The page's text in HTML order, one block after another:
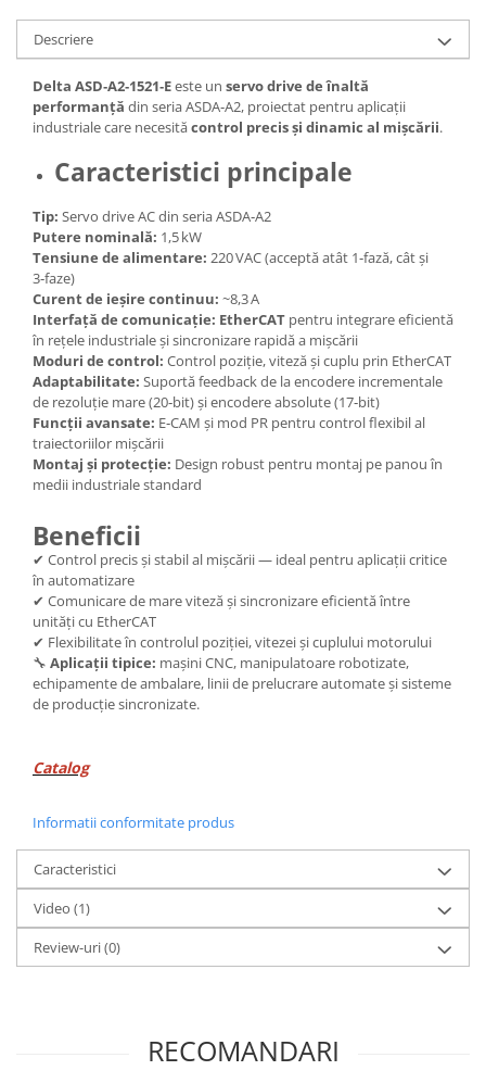
Descriere
Delta ASD‑A2‑1521‑Eeste un servo drive de înaltă
performanță din seria ASDA‑A2, proiectat pentru aplicații
industriale care necesităcontrol precis și dinamic al mișcării.
Caracteristici principale
Tip: Servo drive AC din seria ASDA‑A2
Putere nominală: 1,5 kW
Tensiune de alimentare: 220 VAC (acceptă atât 1‑fază, cât și
3‑faze)
Curent de ieșire continuu: ~8,3 A
Interfață de comunicație: EtherCAT pentru integrare eficientă
în rețele industriale și sincronizare rapidă a mișcării
Moduri de control: Control poziție, viteză și cuplu prin EtherCAT
Adaptabilitate: Suportă feedback de la encodere incrementale
de rezoluție mare (20‑bit) și encodere absolute (17‑bit)
Funcții avansate: E‑CAM și mod PR pentru control flexibil al
traiectoriilor mișcării
Montaj și protecție: Design robust pentru montaj pe panou în
medii industriale standard
Beneficii
✔ Control precis și stabil al mișcării — ideal pentru aplicații critice
în automatizare
✔ Comunicare de mare viteză și sincronizare eficientă între
unități cu EtherCAT
✔ Flexibilitate în controlul poziției, vitezei și cuplului motorului
🔧 Aplicații tipice: mașini CNC, manipulatoare robotizate,
echipamente de ambalare, linii de prelucrare automate și sisteme
de producție sincronizate.
Catalog
Informatii conformitate produs
Caracteristici
Video (1)
Review-uri(0)
RECOMANDARI